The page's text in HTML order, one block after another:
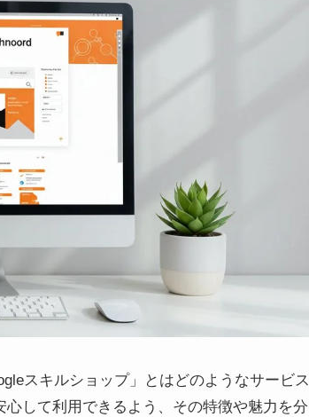
スキルショップ」とはどのようなサービス
して利用できるよう、その特徴や魅力を分